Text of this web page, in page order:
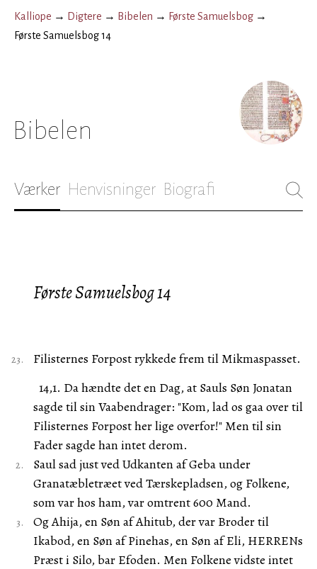
Kalliope → Digtere → Bibelen → Første Samuelsbog →
Første Samuelsbog 14
Bibelen
Værker Henvisninger Biografi
Første Samuelsbog 14
Filisternes Forpost rykkede frem til Mikmaspasset.
14,1. Da hændte det en Dag, at Sauls Søn Jonatan
sagde til sin Vaabendrager: "Kom, lad os gaa over til
Filisternes Forpost her lige overfor!" Men til sin
Fader sagde han intet derom.
Saul sad just ved Udkanten af Geba under
Granatæbletræet ved Tærskepladsen, og Folkene,
som var hos ham, var omtrent 600 Mand.
Og Ahija, en Søn af Ahitub, der var Broder til
Ikabod, en Søn af Pinehas, en Søn af Eli, HERRENs
Præst i Silo, bar Efoden. Men Folkene vidste intet